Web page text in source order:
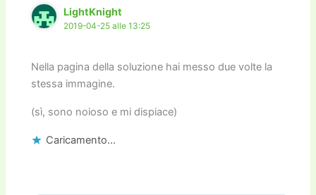
LightKnight
2019-04-25 alle 13:25
Nella pagina della soluzione hai messo due volte la
stessa immagine.
(sì, sono noioso e mi dispiace)
Caricamento...